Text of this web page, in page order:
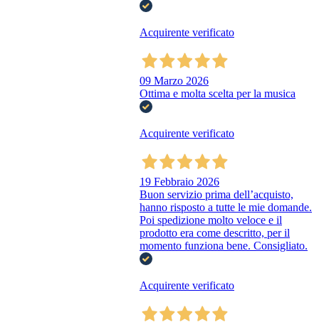
Acquirente verificato
09 Marzo 2026
Ottima e molta scelta per la musica
Acquirente verificato
19 Febbraio 2026
Buon servizio prima dell’acquisto,
hanno risposto a tutte le mie domande.
Poi spedizione molto veloce e il
prodotto era come descritto, per il
momento funziona bene. Consigliato.
Acquirente verificato